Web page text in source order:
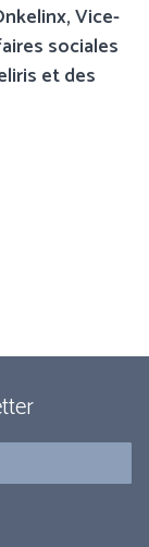
Vice-
sociales
et des